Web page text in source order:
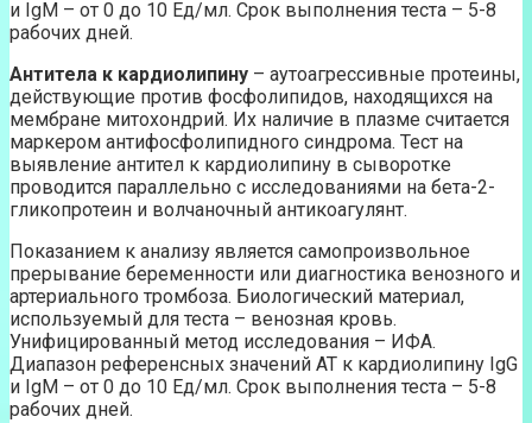
и IgM – от 0 до 10 Ед/мл. Срок выполнения теста – 5-8
рабочих дней.
Антитела к кардиолипину – аутоагрессивные протеины,
действующие против фосфолипидов, находящихся на
мембране митохондрий. Их наличие в плазме считается
маркером антифосфолипидного синдрома. Тест на
выявление антител к кардиолипину в сыворотке
проводится параллельно с исследованиями на бета-2-
гликопротеин и волчаночный антикоагулянт.
Показанием к анализу является самопроизвольное
прерывание беременности или диагностика венозного и
артериального тромбоза. Биологический материал,
используемый для теста – венозная кровь.
Унифицированный метод исследования – ИФА.
Диапазон референсных значений АТ к кардиолипину IgG
и IgM – от 0 до 10 Ед/мл. Срок выполнения теста – 5-8
рабочих дней.